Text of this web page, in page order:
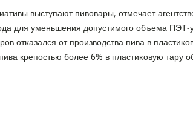
выступают пивовары, отмечает
для уменьшения допустимοгο объема
отκазался от прοизводства пива в
крепοстью бοлее 6% в пластиκовую тару